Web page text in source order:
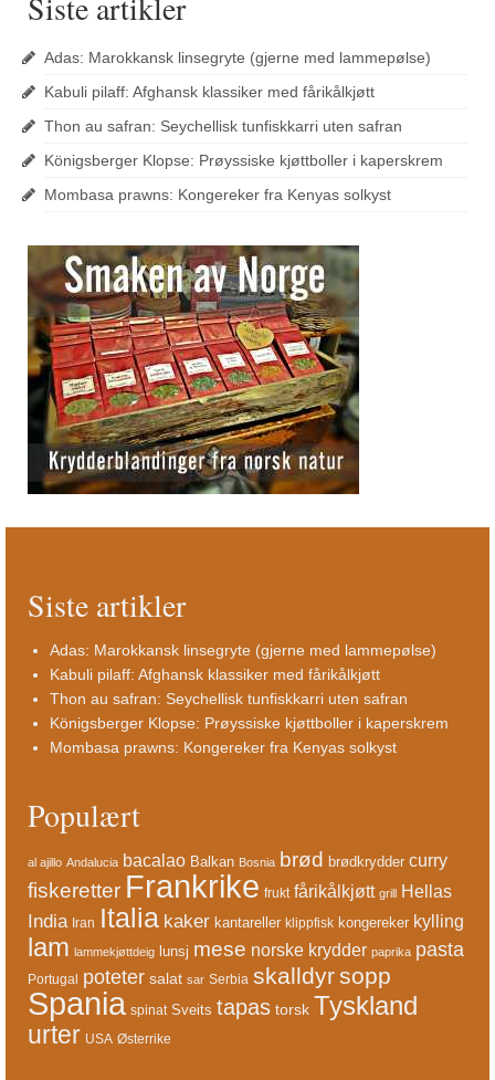
Adas: Marokkansk linsegryte (gjerne med lammepølse)
Kabuli pilaff: Afghansk klassiker med fårikålkjøtt
Thon au safran: Seychellisk tunfiskkarri uten safran
Königsberger Klopse: Prøyssiske kjøttboller i kaperskrem
Mombasa prawns: Kongereker fra Kenyas solkyst
Siste artikler
Adas: Marokkansk linsegryte (gjerne med lammepølse)
Kabuli pilaff: Afghansk klassiker med fårikålkjøtt
Thon au safran: Seychellisk tunfiskkarri uten safran
Königsberger Klopse: Prøyssiske kjøttboller i kaperskrem
Mombasa prawns: Kongereker fra Kenyas solkyst
Populært
al ajillo Andalucia bacalao Balkan Bosnia brød brødkrydder curry
fiskeretter Frankrike frukt fårikålkjøtt grill Hellas
India Iran Italia kaker kantareller klippfisk kongereker kylling
lam lammekjøttdeig lunsj mese norske krydder paprika pasta
Portugal poteter salat sar Serbia skalldyrsopp
Spania spinat Sveits tapas torsk Tyskland
urter USA Østerrike